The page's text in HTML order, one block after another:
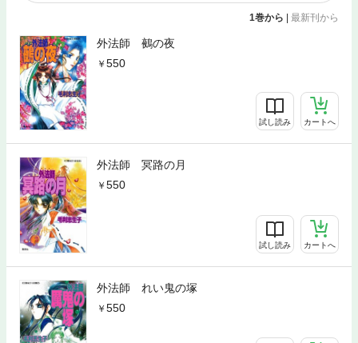
1巻から | 最新刊から
外法師 鵺の夜
550
試し読み カートへ
外法師 冥路の月
550
試し読み カートへ
外法師 れい鬼の塚
550